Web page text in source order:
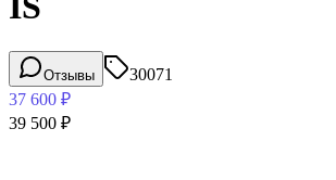
Отзывы
30071
37 600 ₽
39 500 ₽